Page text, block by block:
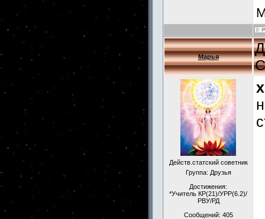
Марья
Действ.статский советник
Группа: Друзья
Достижения:
*Учитель КР(21)/УРР(6.2)/
РВУ/РД
Сообщений: 405